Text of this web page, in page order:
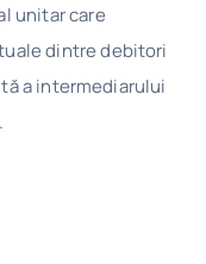
unitar care
dintre debitori
a intermediarului